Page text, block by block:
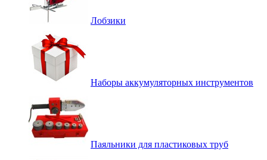
Лобзики
Наборы аккумуляторных инструментов
Паяльники для пластиковых труб